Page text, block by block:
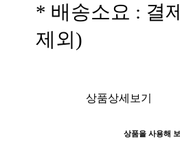
* 배송소요 : 결
제외)
상품상세보기
상품을 사용해